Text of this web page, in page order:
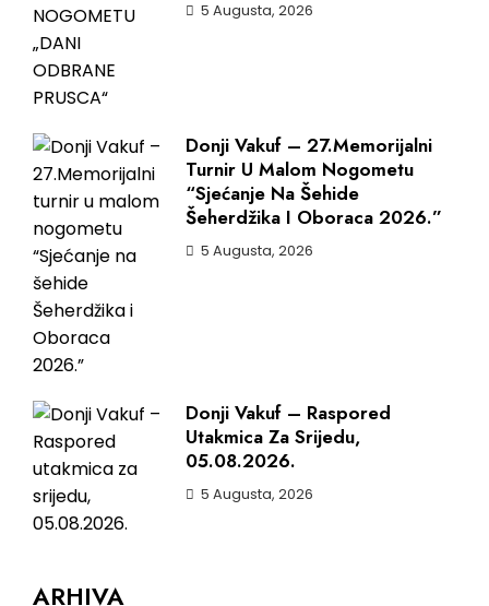
5 Augusta, 2026
Donji Vakuf – 27.Memorijalni
Turnir U Malom Nogometu
“Sjećanje Na Šehide
Šeherdžika I Oboraca 2026.”
5 Augusta, 2026
Donji Vakuf – Raspored
Utakmica Za Srijedu,
05.08.2026.
5 Augusta, 2026
ARHIVA